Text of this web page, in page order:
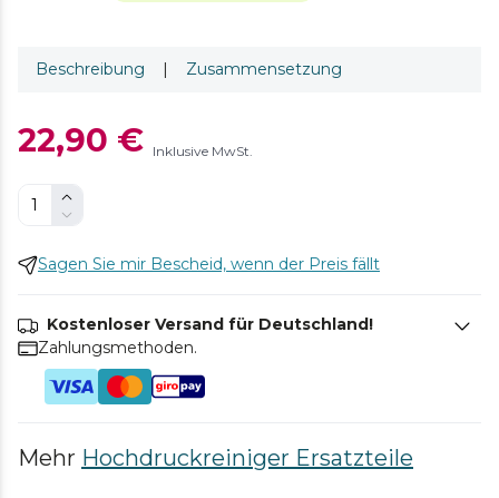
Beschreibung | Zusammensetzung
22,90 € Inklusive MwSt.
Sagen Sie mir Bescheid, wenn der Preis fällt
Kostenloser Versand für Deutschland!
Zahlungsmethoden.
Mehr Hochdruckreiniger Ersatzteile